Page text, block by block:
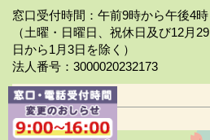
窓口受付時間：午前9時から午後4時
（土曜・日曜日、祝休日及び12月29
日から1月3日を除く）
法人番号：3000020232173
市役所案内
日曜市役所